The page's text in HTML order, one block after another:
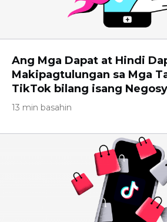
Ang Mga Dapat at Hindi
Makipagtulungan sa Mga
TikTok bilang isang
13 min basahin